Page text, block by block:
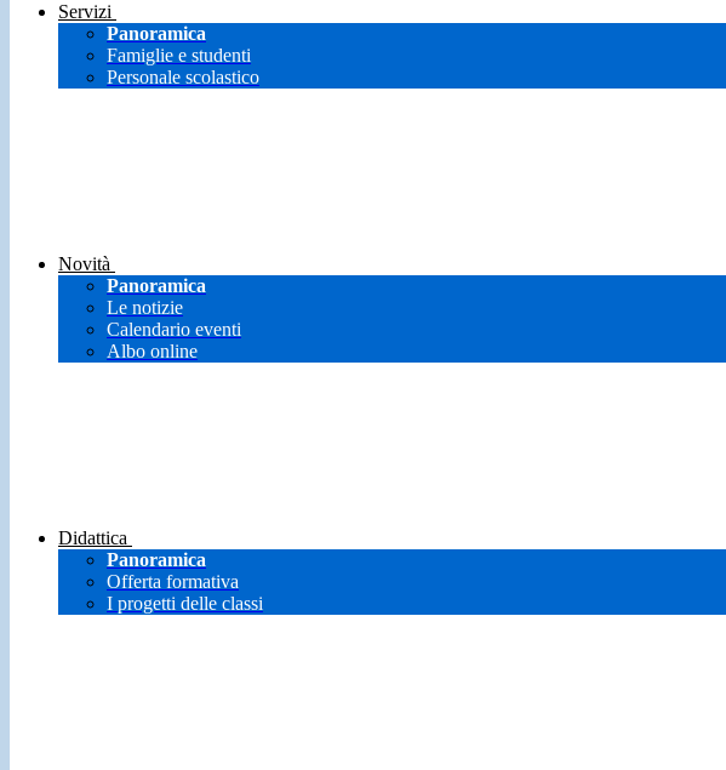
Servizi
Panoramica
Famiglie e studenti
Personale scolastico
Novità
Panoramica
Le notizie
Calendario eventi
Albo online
Didattica
Panoramica
Offerta formativa
I progetti delle classi